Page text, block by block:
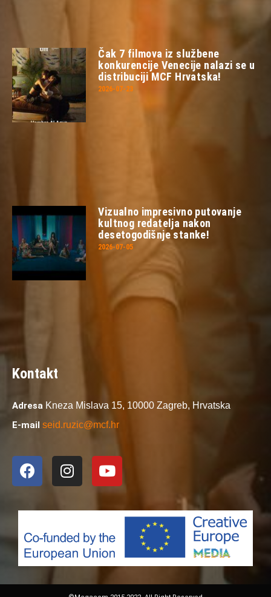
Čak 7 filmova iz službene
konkurencije Venecije nalazi se u
distribuciji MCF Hrvatska!
2026-07-23
Vizualno impresivno putovanje
kultnog redatelja nakon
desetogodišnje stanke!
2026-07-05
Kontakt
Adresa Kneza Mislava 15, 10000 Zagreb, Hrvatska
E-mail seid.ruzic@mcf.hr